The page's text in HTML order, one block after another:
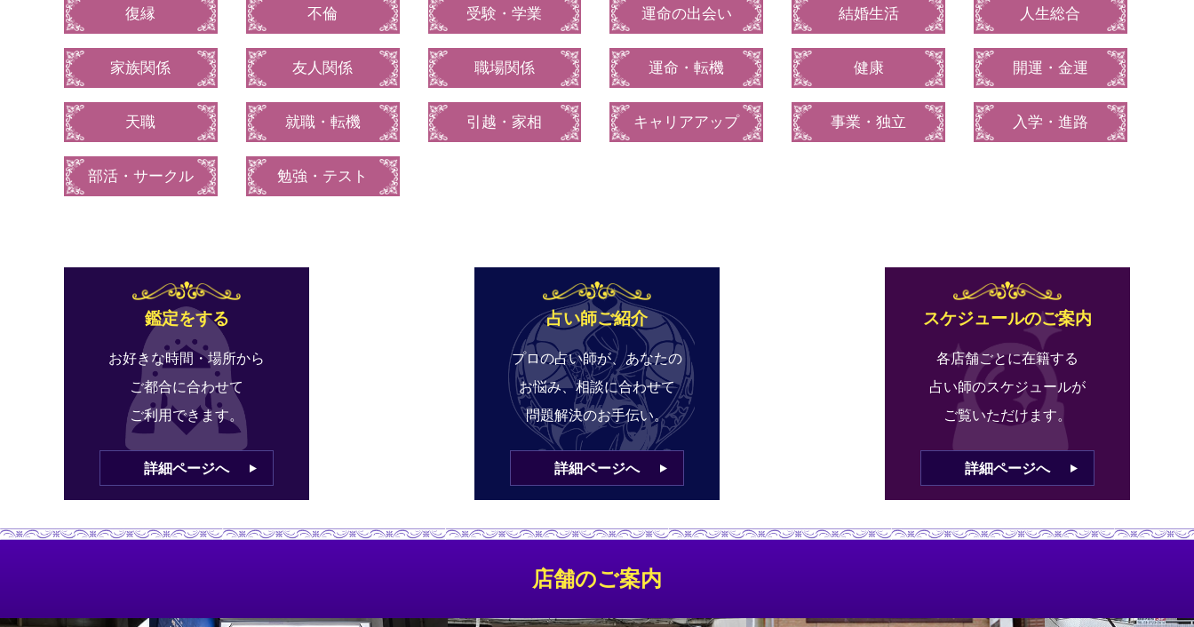
復縁 不倫 受験・学業 運命の出会い 結婚生活 人生総合
家族関係 友人関係 職場関係 運命・転機 健康 開運・金運
天職 就職・転機 引越・家相 キャリアアップ 事業・独立 入学・進路
部活・サークル 勉強・テスト
鑑定をする
お好きな時間・場所から
ご都合に合わせて
ご利用できます。
詳細ページへ
占い師ご紹介
プロの占い師が、あなたの
お悩み、相談に合わせて
問題解決のお手伝い。
詳細ページへ
スケジュールのご案内
各店舗ごとに在籍する
占い師のスケジュールが
ご覧いただけます。
詳細ページへ
店舗のご案内